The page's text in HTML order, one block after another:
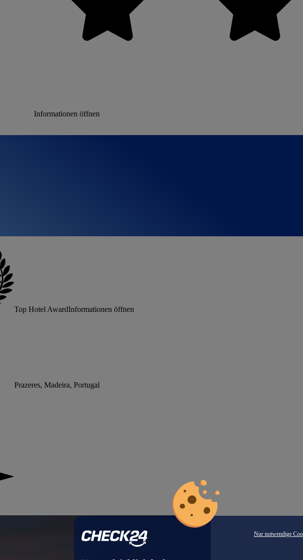
Nur notwendige
Informationen öffnen
Top Hotel AwardInformationen öffnen
Prazeres, Madeira, Portugal